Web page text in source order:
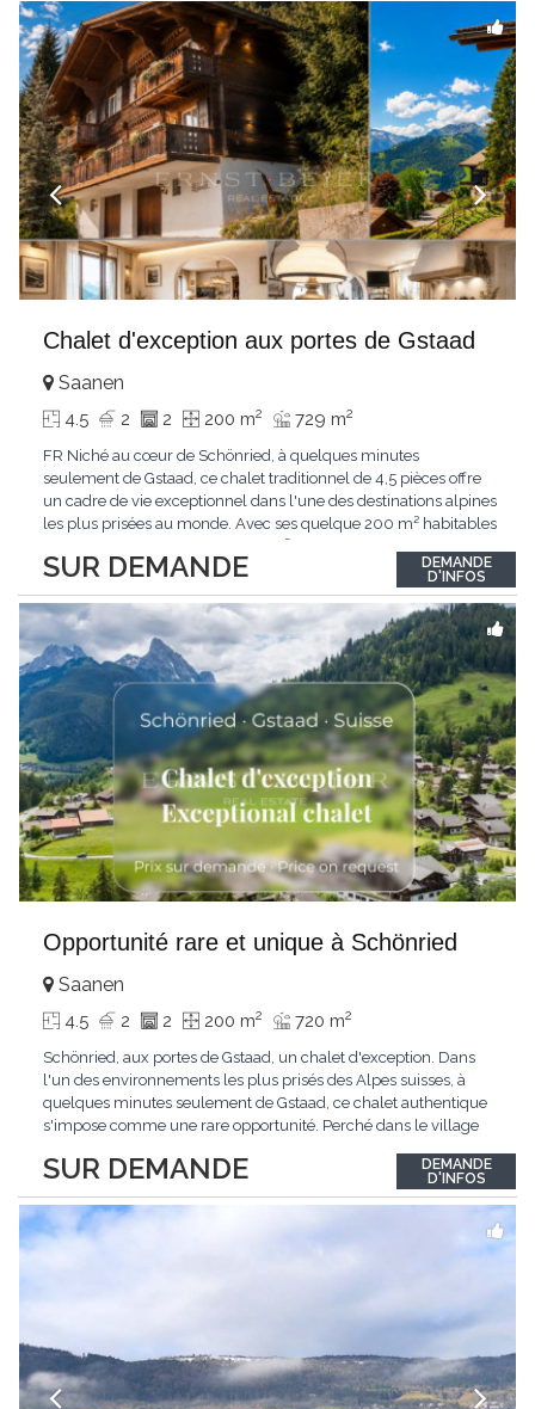
Chalet d'exception aux portes de Gstaad
SUR DEMANDE
Saanen
4.5 2 2 200 m2 729 m2
FR Niché au cœur de Schönried, à quelques minutes
seulement de Gstaad, ce chalet traditionnel de 4,5 pièces offre
un cadre de vie exceptionnel dans l'une des destinations alpines
les plus prisées au monde. Avec ses quelque 200 m² habitables
situation dominante offrant une vue dégagée sur le village de
Gstaad et les sommets...
DEMANDE
D'INFOS
Opportunité rare et unique à Schönried
SUR DEMANDE
Saanen
4.5 2 2 200 m2 720 m2
Schönried, aux portes de Gstaad, un chalet d'exception. Dans
l'un des environnements les plus prisés des Alpes suisses, à
quelques minutes seulement de Gstaad, ce chalet authentique
s'impose comme une rare opportunité. Perché dans le village
station et les sommets qui l'encadrent, un spectacle qui change
au fil des saisons. Avec...
DEMANDE
D'INFOS